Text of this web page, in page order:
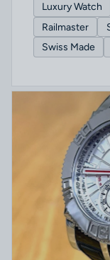
Luxury Watch
Railmaster
Swiss Made